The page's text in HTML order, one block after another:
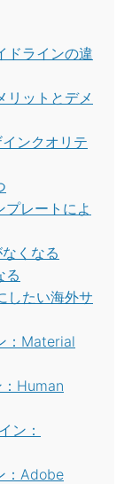
ドラインの違
リットとデメ
ンクオリテ
プレートによ
くなる
る
したい海外サ
：Material
Human
ン：
：Adobe